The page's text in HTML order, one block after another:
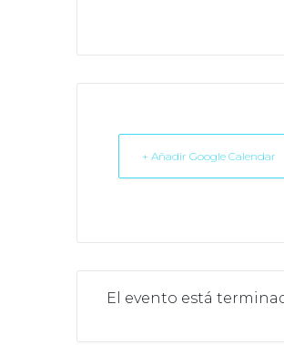
+ Añadir Google Calendar
El evento está